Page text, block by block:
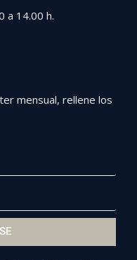
a 14.00 h.
mensual, rellene los